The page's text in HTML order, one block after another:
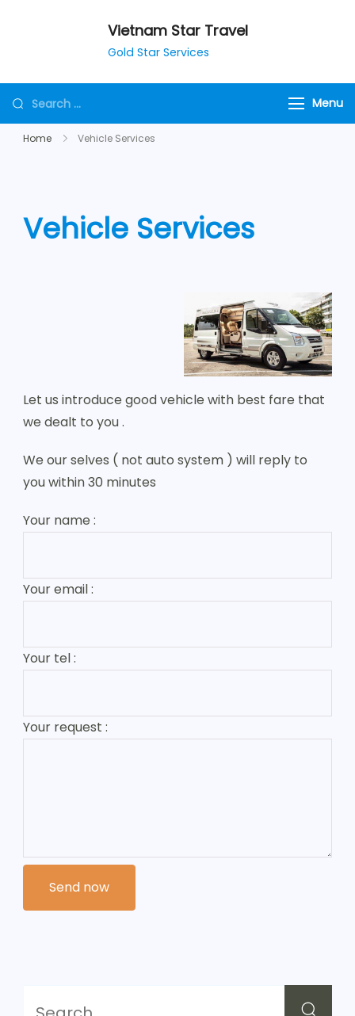
Vietnam Star Travel
Gold Star Services
Menu
Home Vehicle Services
Vehicle Services
Let us introduce good vehicle with best fare that
we dealt to you .
We our selves ( not auto system ) will reply to
you within 30 minutes
Your name :
Your email :
Your tel :
Your request :